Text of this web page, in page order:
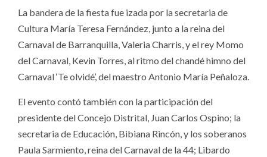
La bandera de la fiesta fue izada por la secretaria de
Cultura María Teresa Fernández, junto a la reina del
Carnaval de Barranquilla, Valeria Charris, y el rey Momo
del Carnaval, Kevin Torres, al ritmo del chandé himno del
Carnaval ‘Te olvidé’, del maestro Antonio María Peñaloza.
El evento contó también con la participación del
presidente del Concejo Distrital, Juan Carlos Ospino; la
secretaria de Educación, Bibiana Rincón, y los soberanos
Paula Sarmiento, reina del Carnaval de la 44; Libardo